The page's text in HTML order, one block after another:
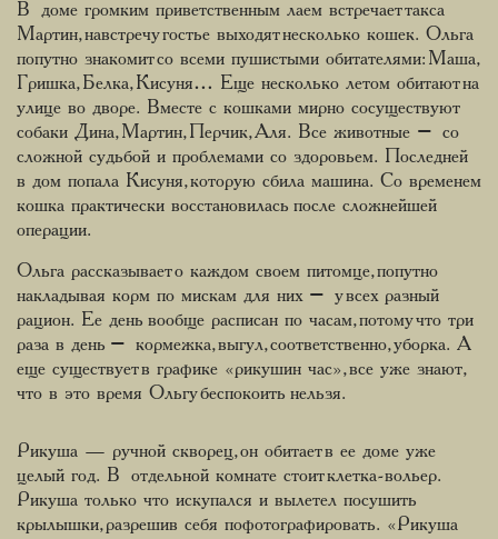
В доме громким приветственным лаем встречает такса
Мартин, навстречу гостье выходят несколько кошек. Ольга
попутно знакомит со всеми пушистыми обитателями: Маша,
Гришка, Белка, Кисуня… Еще несколько летом обитают на
улице во дворе. Вместе с кошками мирно сосуществуют
собаки Дина, Мартин, Перчик, Аля. Все животные – со
сложной судьбой и проблемами со здоровьем. Последней
в дом попала Кисуня, которую сбила машина. Со временем
кошка практически восстановилась после сложнейшей
операции.
Ольга рассказывает о каждом своем питомце, попутно
накладывая корм по мискам для них – у всех разный
рацион. Ее день вообще расписан по часам, потому что три
раза в день – кормежка, выгул, соответственно, уборка. А
еще существует в графике «рикушин час», все уже знают,
что в это время Ольгу беспокоить нельзя.
Рикуша — ручной скворец, он обитает в ее доме уже
целый год. В отдельной комнате стоит клетка-вольер.
Рикуша только что искупался и вылетел посушить
крылышки, разрешив себя пофотографировать. «Рикуша